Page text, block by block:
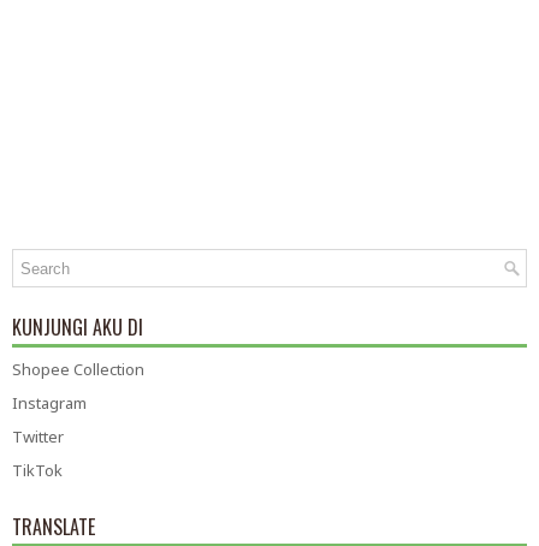
KUNJUNGI AKU DI
Shopee Collection
Instagram
Twitter
TikTok
TRANSLATE